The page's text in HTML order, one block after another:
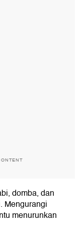
domba, dan
Mengurangi
menurunkan